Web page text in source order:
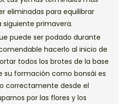
eliminadas para equilibrar
primavera.
puede ser podado durante
hacerlo al inicio de
todos los brotes de la base
su formación como bonsái es
correctamente desde el
por las flores y los